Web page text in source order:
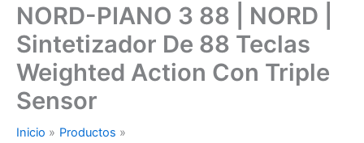
NORD-PIANO 3 88 | NORD |
Sintetizador De 88 Teclas
Weighted Action Con Triple
Sensor
Inicio
Productos